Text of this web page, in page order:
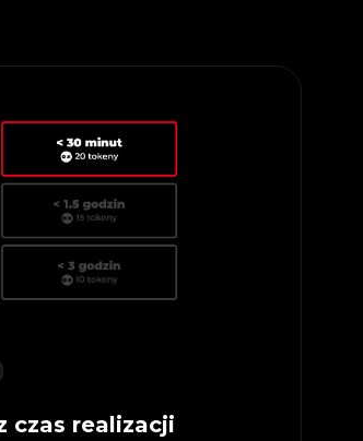
czas realizacji